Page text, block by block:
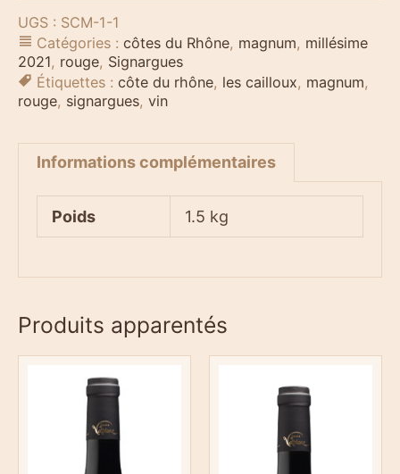
UGS : SCM-1-1
Catégories : côtes du Rhône, magnum, millésime
2021, rouge, Signargues
Étiquettes : côte du rhône, les cailloux, magnum,
rouge, signargues, vin
Informations complémentaires
Poids 1.5 kg
Produits apparentés